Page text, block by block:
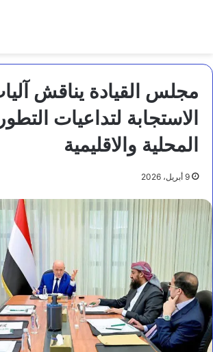
مجلس القيادة يناقش
الاستجابة لتداعيات
المحلية والاقليمية
9 أبريل، 2026